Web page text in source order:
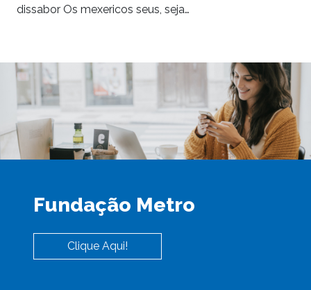
dissabor Os mexericos seus, seja…
Fundação Metro
Clique Aqui!